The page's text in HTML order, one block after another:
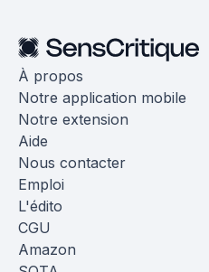
À propos
Notre application mobile
Notre extension
Aide
Nous contacter
Emploi
L'édito
CGU
Amazon